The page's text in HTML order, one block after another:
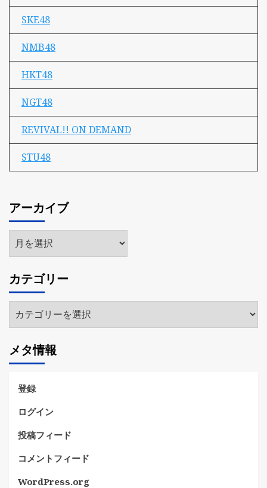
SKE48
NMB48
HKT48
NGT48
REVIVAL!! ON DEMAND
STU48
アーカイブ
ア
ー
イ
ブ
カテゴリー
テ
リ
ー
メタ情報
登録
ログイン
投稿フィード
コメントフィード
WordPress.org